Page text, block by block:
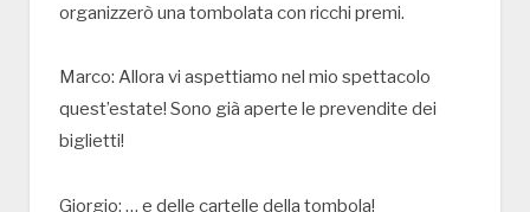
organizzerò una tombolata con ricchi premi.
Marco: Allora vi aspettiamo nel mio spettacolo
quest’estate! Sono già aperte le prevendite dei
biglietti!
Giorgio: … e delle cartelle della tombola!